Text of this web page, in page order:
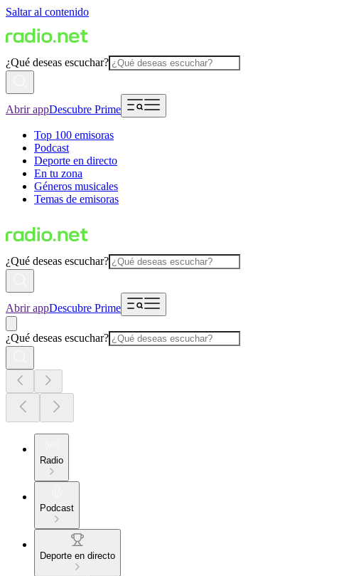
Saltar al contenido
¿Qué deseas escuchar?
Abrir appDescubre Prime
Top 100 emisoras
Podcast
Deporte en directo
En tu zona
Géneros musicales
Temas de emisoras
¿Qué deseas escuchar?
Abrir appDescubre Prime
¿Qué deseas escuchar?
Radio
Podcast
Deporte en directo